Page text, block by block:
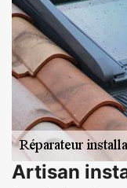
Artisan